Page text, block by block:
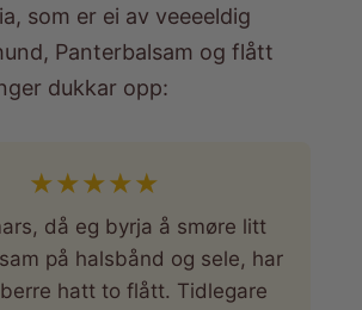
som er ei av veeeeldig
Panterbalsam og flått
dukkar opp:
★★★★★
då eg byrja å smøre litt
på halsbånd og sele, har
hatt to flått. Tidlegare